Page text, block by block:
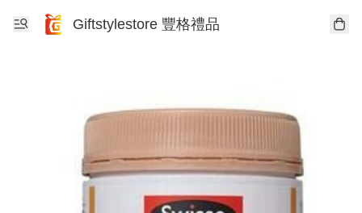
Giftstylestore 豐格禮品